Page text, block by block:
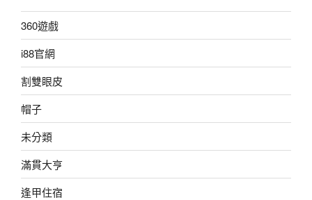
360遊戲
i88官網
割雙眼皮
帽子
未分類
滿貫大亨
逢甲住宿